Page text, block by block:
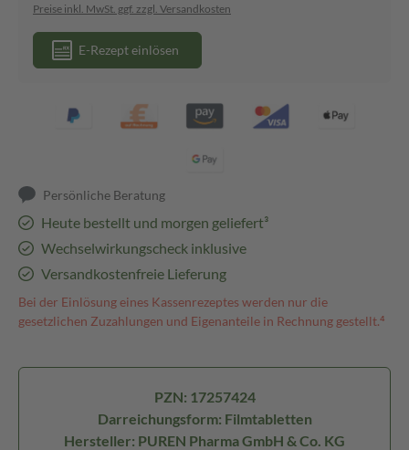
Preise inkl. MwSt. ggf. zzgl. Versandkosten
E-Rezept einlösen
Persönliche Beratung
Heute bestellt und morgen geliefert³
Wechselwirkungscheck inklusive
Versandkostenfreie Lieferung
Bei der Einlösung eines Kassenrezeptes werden nur die
gesetzlichen Zuzahlungen und Eigenanteile in Rechnung gestellt.⁴
PZN: 17257424
Darreichungsform: Filmtabletten
Hersteller: PUREN Pharma GmbH & Co. KG